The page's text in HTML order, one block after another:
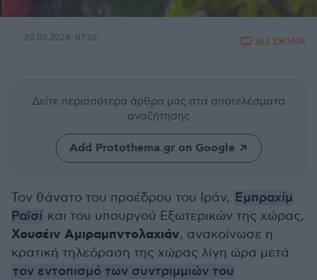
20.05.2024, 07:26 263 ΣΧΟΛΙΑ
Δείτε περισσότερα άρθρα μας στα αποτελέσματα
αναζήτησης
Add Protothema.gr on Google
Τον θάνατο του προέδρου του Ιράν, Εμπραχίμ
Ραϊσί και του υπουργού Εξωτερικών της χώρας,
Χουσέιν Αμιραμπντολαχιάν, ανακοίνωσε η
κρατική τηλεόραση της χώρας λίγη ώρα μετά
τον εντοπισμό των συντριμμιών του